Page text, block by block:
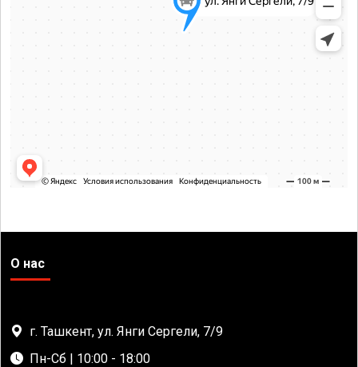
О нас
г. Ташкент, ул. Янги Сергели, 7/9
Пн-Сб | 10:00 - 18:00